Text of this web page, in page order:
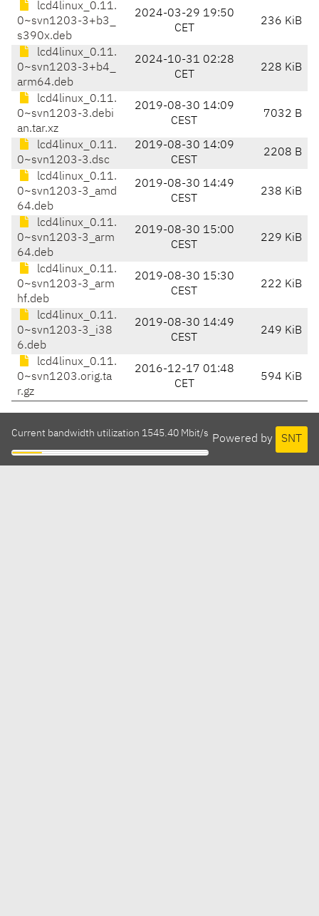
lcd4linux_0.11.
0~svn1203-3+b3_
s390x.deb
2024-03-29 19:50
CET
236 KiB
lcd4linux_0.11.
0~svn1203-3+b4_
arm64.deb
2024-10-31 02:28
CET
228 KiB
lcd4linux_0.11.
0~svn1203-3.debi
an.tar.xz
2019-08-30 14:09
CEST
7032 B
lcd4linux_0.11.
0~svn1203-3.dsc
2019-08-30 14:09
CEST
2208 B
lcd4linux_0.11.
0~svn1203-3_amd
64.deb
2019-08-30 14:49
CEST
238 KiB
lcd4linux_0.11.
0~svn1203-3_arm
64.deb
2019-08-30 15:00
CEST
229 KiB
lcd4linux_0.11.
0~svn1203-3_arm
hf.deb
2019-08-30 15:30
CEST
222 KiB
lcd4linux_0.11.
0~svn1203-3_i38
6.deb
2019-08-30 14:49
CEST
249 KiB
lcd4linux_0.11.
0~svn1203.orig.ta
r.gz
2016-12-17 01:48
CET
594 KiB
Powered by SNT
Current bandwidth utilization 1545.40 Mbit/s